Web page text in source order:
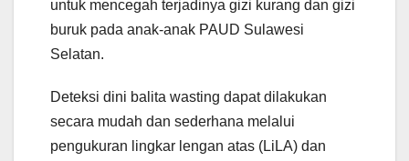
untuk mencegah terjadinya gizi kurang dan gizi
buruk pada anak-anak PAUD Sulawesi
Selatan.
Deteksi dini balita wasting dapat dilakukan
secara mudah dan sederhana melalui
pengukuran lingkar lengan atas (LiLA) dan